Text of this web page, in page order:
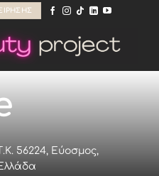
56224, Εύοσμος,